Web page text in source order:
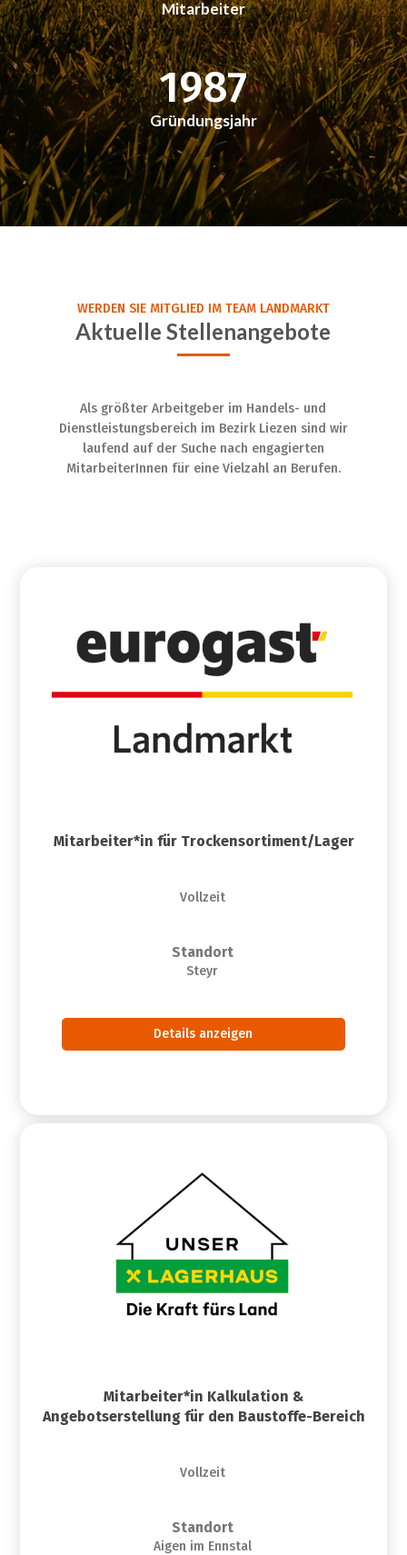
Mitarbeiter
1987
Gründungsjahr
WERDEN SIE MITGLIED IM TEAM LANDMARKT
Aktuelle Stellenangebote
Als größter Arbeitgeber im Handels- und
Dienstleistungsbereich im Bezirk Liezen sind wir
laufend auf der Suche nach engagierten
MitarbeiterInnen für eine Vielzahl an Berufen.
Mitarbeiter*in für Trockensortiment/Lager
Vollzeit
Standort
Steyr
Details anzeigen
Mitarbeiter*in Kalkulation &
Angebotserstellung für den Baustoffe-Bereich
Vollzeit
Standort
Aigen im Ennstal